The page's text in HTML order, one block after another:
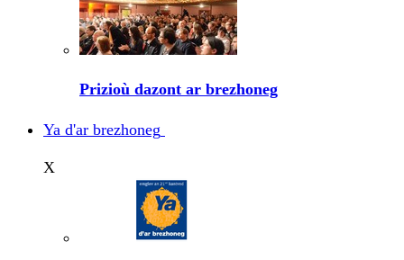
Prizioù dazont ar brezhoneg
Ya d'ar brezhoneg
X